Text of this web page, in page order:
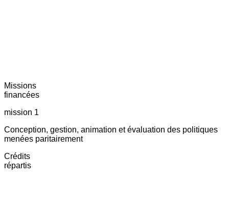
Missions
financées
mission 1
Conception, gestion, animation et évaluation des politiques
menées paritairement
Crédits
répartis